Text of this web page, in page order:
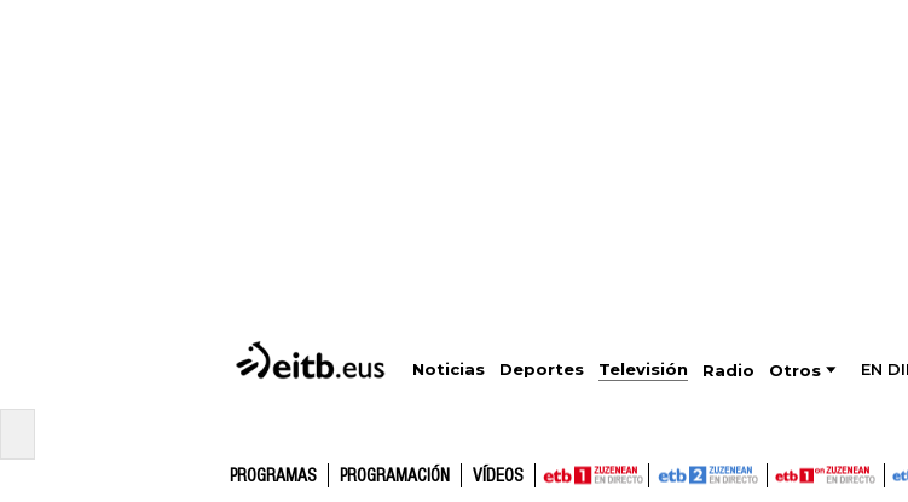
Noticias Deportes Televisión Radio Otros EN
PROGRAMAS PROGRAMACIÓN VÍDEOS